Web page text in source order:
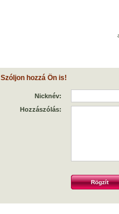
Szóljon hozzá Ön is!
Nicknév:
Hozzászólás: